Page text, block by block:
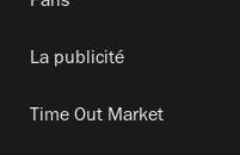
La publicité
Time Out Market